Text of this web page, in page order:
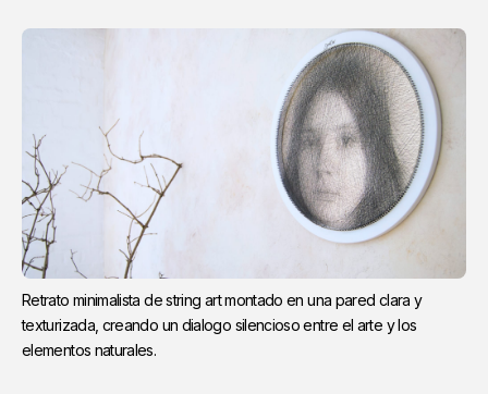
Retrato minimalista de string art montado en una pared clara y
texturizada, creando un dialogo silencioso entre el arte y los
elementos naturales.